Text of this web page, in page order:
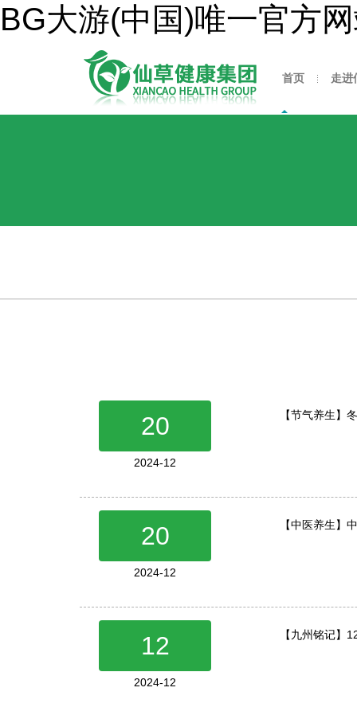
BG大游(中国)唯一官方
首页 走进
20
2024-12
【节气养生】
20
2024-12
【中医养生
12
2024-12
【九州铭记